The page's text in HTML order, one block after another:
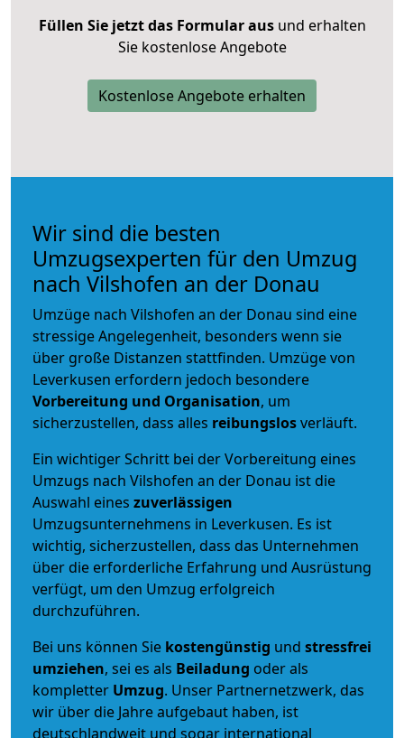
Füllen Sie jetzt das Formular ausund erhalten
Sie kostenlose Angebote
Kostenlose Angebote erhalten
Wir sind die besten
Umzugsexperten für den Umzug
nach Vilshofen an der Donau
Umzüge nach Vilshofen an der Donau sind eine
stressige Angelegenheit, besonders wenn sie
über große Distanzen stattfinden. Umzüge von
Leverkusen erfordern jedoch besondere
Vorbereitung und Organisation, um
sicherzustellen, dass alles reibungslosverläuft.
Ein wichtiger Schritt bei der Vorbereitung eines
Umzugs nach Vilshofen an der Donau ist die
Auswahl eines zuverlässigen
Umzugsunternehmens in Leverkusen. Es ist
wichtig, sicherzustellen, dass das Unternehmen
über die erforderliche Erfahrung und Ausrüstung
verfügt, um den Umzug erfolgreich
durchzuführen.
Bei uns können Sie kostengünstig und stressfrei
umziehen, sei es als Beiladung oder als
kompletter Umzug. Unser Partnernetzwerk, das
wir über die Jahre aufgebaut haben, ist
deutschlandweit und sogar international